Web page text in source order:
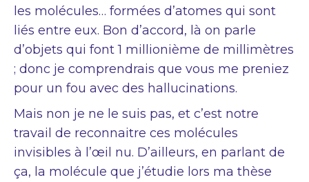
les molécules… formées d’atomes qui sont
liés entre eux. Bon d’accord, là on parle
d’objets qui font 1 millionième de millimètres
; donc je comprendrais que vous me preniez
pour un fou avec des hallucinations.
Mais non je ne le suis pas, et c’est notre
travail de reconnaitre ces molécules
invisibles à l’œil nu. D’ailleurs, en parlant de
ça, la molécule que j’étudie lors ma thèse